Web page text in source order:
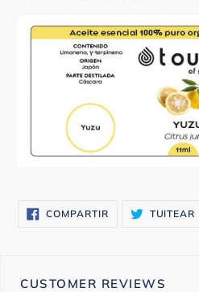
COMPARTIRCOMPARTIR
EN
TUITEAR
CUSTOMER REVIEWS